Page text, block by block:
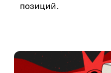
позиций.